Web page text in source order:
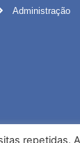
Administração
repetidas.